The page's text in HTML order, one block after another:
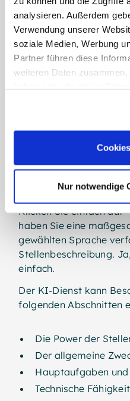
analysieren. Außerdem
Verwendung unserer
soziale Medien, Werbung
Partner führen diese
weiteren Daten
Weitere Informationen:
Nur notwendige
Stellenbeschreibungen.
entwickelt, das unser
Stellenbewertung mit
generativen KI
umfassende
Parameter einer Stelle
erforderlichen Jahre an
Fähigkeiten -, um ein
Dank dieser
der Stellenbewertung
Klicken Sie einfach auf
haben Sie eine
gewählten Sprache
Stellenbeschreibung.
einfach.
Der KI-Dienst kann
folgenden Abschnitten
Die Power der
Der allgemeine
Hauptaufgaben
Technische